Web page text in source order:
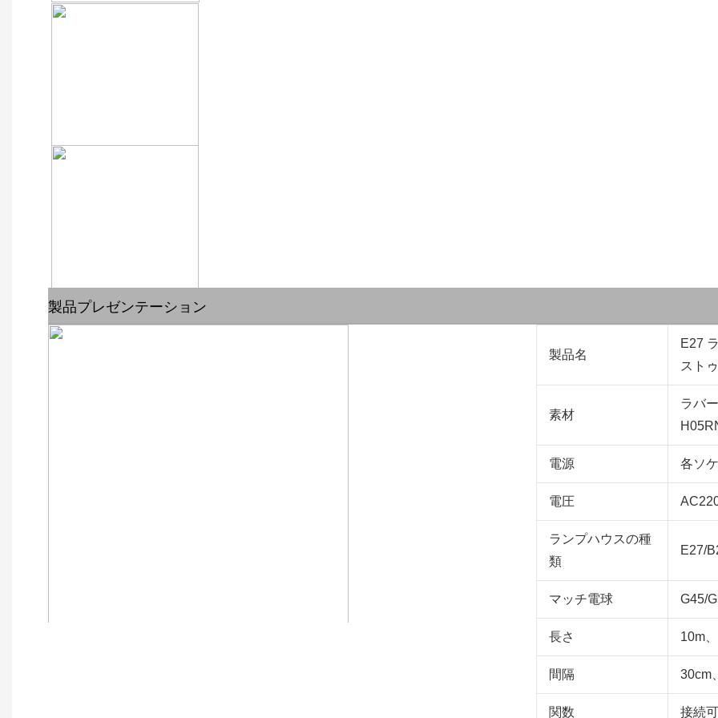
製品プレゼンテーション
製品名
E27
スト
素材
ラバ
電源 各ソ
電圧
ランプハウスの種
類
E27/
マッチ電球 G45/
長さ 10m
間隔 30cm
関数 接続